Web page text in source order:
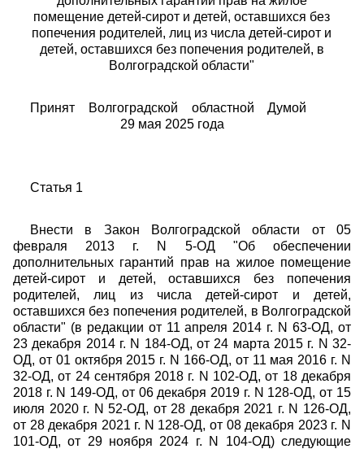
помещение детей-сирот и детей, оставшихся без
попечения родителей, лиц из числа детей-сирот и
детей, оставшихся без попечения родителей, в
Волгоградской области"
Принят Волгоградской областной Думой
29 мая 2025 года
Статья 1
Внести в Закон Волгоградской области от 05
февраля 2013 г. N 5-ОД "Об обеспечении
дополнительных гарантий прав на жилое помещение
детей-сирот и детей, оставшихся без попечения
родителей, лиц из числа детей-сирот и детей,
оставшихся без попечения родителей, в Волгоградской
области" (в редакции от 11 апреля 2014 г. N 63-ОД, от
23 декабря 2014 г. N 184-ОД, от 24 марта 2015 г. N 32-
ОД, от 01 октября 2015 г. N 166-ОД, от 11 мая 2016 г. N
32-ОД, от 24 сентября 2018 г. N 102-ОД, от 18 декабря
2018 г. N 149-ОД, от 06 декабря 2019 г. N 128-ОД, от 15
июля 2020 г. N 52-ОД, от 28 декабря 2021 г. N 126-ОД,
от 28 декабря 2021 г. N 128-ОД, от 08 декабря 2023 г. N
101-ОД, от 29 ноября 2024 г. N 104-ОД) следующие